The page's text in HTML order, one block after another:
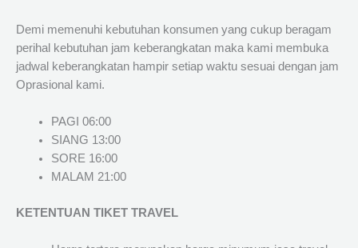
Demi memenuhi kebutuhan konsumen yang cukup beragam
perihal kebutuhan jam keberangkatan maka kami membuka
jadwal keberangkatan hampir setiap waktu sesuai dengan jam
Oprasional kami.
PAGI 06:00
SIANG 13:00
SORE 16:00
MALAM 21:00
KETENTUAN TIKET TRAVEL